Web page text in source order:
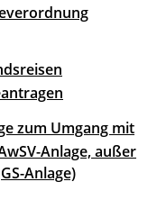
zum Umgang mit
Anlage, außer
Anlage)